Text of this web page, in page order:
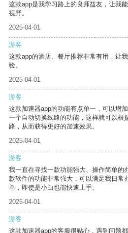
这款app是我学习路上的良师益友，让我
视野。
2025-04-01
游客
这款app的酒店、餐厅推荐非常有用，让
验。
2025-04-01
游客
这款加速器app的功能有点单一，可以增
一个自动切换线路的功能，这样就可以根
路，从而获得更好的加速效果。
2025-04-01
游客
我一直在寻找一款功能强大、操作简单的
款软件的功能非常强大，可以满足我日常
单，即使是小白也能快速上手。
2025-04-01
游客
这款加速器app的客服很贴心，遇到问题